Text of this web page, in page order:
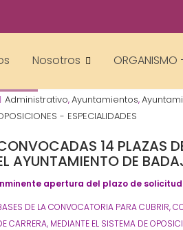
Nosotros ORGANISMO
11 Gestor
Administrativo,Ayuntamientos,
- ESPECIALIDADES
14 PLAZAS
AYUNTAMIENTO DE
apertura del plazo de
DE LA CONVOCATORIA PARA CUBRIR,
CARRERA, MEDIANTE EL SISTEMA DE